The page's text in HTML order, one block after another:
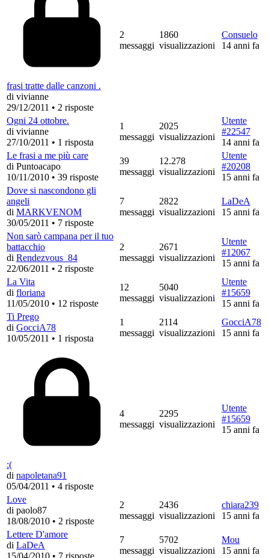
frasi tratte dalle canzoni .
di vivianne
29/12/2011 • 2 risposte
2
messaggi
1860
visualizzazioni
Consuelo
14 anni fa
Ogni 24 ottobre.
di vivianne
27/10/2011 • 1 risposta
1
messaggi
2025
visualizzazioni
Utente
#22547
14 anni fa
Le frasi a me più care
di Puntoacapo
10/11/2010 • 39 risposte
39
messaggi
12.278
visualizzazioni
Utente
#20208
15 anni fa
Dove si nascondono gli
angeli
di MARKVENOM
30/05/2011 • 7 risposte
7
messaggi
2822
visualizzazioni
LaDeA
15 anni fa
Non sarò campana per il tuo
battacchio
di Rendezvous_84
22/06/2011 • 2 risposte
2
messaggi
2671
visualizzazioni
Utente
#12067
15 anni fa
La Vita
di floriana
11/05/2010 • 12 risposte
12
messaggi
5040
visualizzazioni
Utente
#15659
15 anni fa
Ti Prego
di GocciA78
10/05/2011 • 1 risposta
1
messaggi
2114
visualizzazioni
GocciA78
15 anni fa
:(
di napoletana91
05/04/2011 • 4 risposte
4
messaggi
2295
visualizzazioni
Utente
#15659
15 anni fa
Love
di paolo87
18/08/2010 • 2 risposte
2
messaggi
2436
visualizzazioni
chiara239
15 anni fa
Lettere D'amore
di LaDeA
7
messaggi
5702
visualizzazioni
Mou
15 anni fa